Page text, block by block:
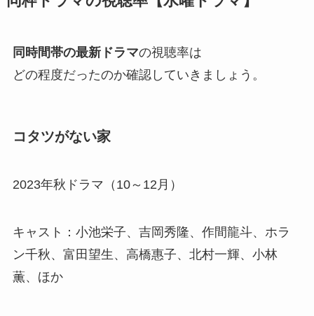
同時間帯の最新ドラマの視聴率は
どの程度だったのか確認していきましょう。
コタツがない家
2023年秋ドラマ（10～12月）
キャスト：小池栄子、吉岡秀隆、作間龍斗、ホラ
ン千秋、富田望生、高橋惠子、北村一輝、小林
薫、ほか